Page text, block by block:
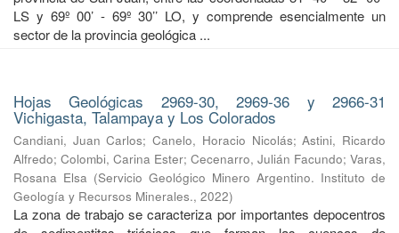
LS y 69º 00’ - 69º 30’’ LO, y comprende esencialmente un
sector de la provincia geológica ...
Hojas Geológicas 2969-30, 2969-36 y 2966-31
Vichigasta, Talampaya y Los Colorados
Candiani, Juan Carlos;Canelo, Horacio Nicolás;Astini, Ricardo
Alfredo; Colombi, Carina Ester; Cecenarro, Julián Facundo; Varas,
Rosana Elsa (Servicio Geológico Minero Argentino. Instituto de
Geología y Recursos Minerales., 2022)
La zona de trabajo se caracteriza por importantes depocentros